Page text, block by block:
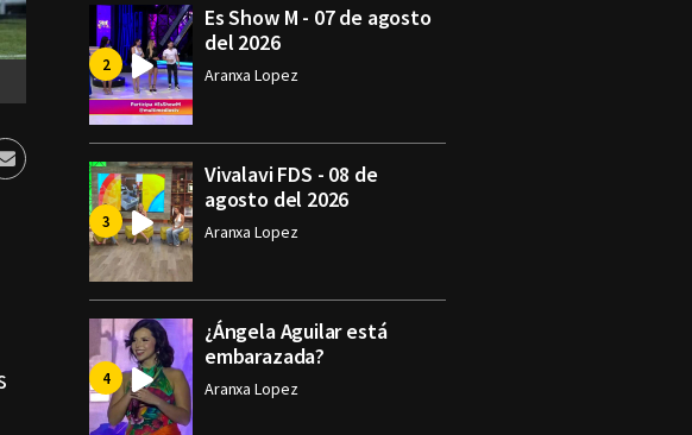
Enviar
Es Show M - 07 de agosto
del 2026
Aranxa Lopez
Vivalavi FDS - 08 de
agosto del 2026
Aranxa Lopez
¿Ángela Aguilar está
embarazada?
Aranxa Lopez